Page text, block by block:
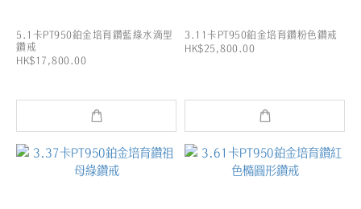
5.1卡PT950鉑金培育鑽藍綠水滴型
鑽戒
HK$17,800.00
3.11卡PT950鉑金培育鑽粉色鑽戒
HK$25,800.00